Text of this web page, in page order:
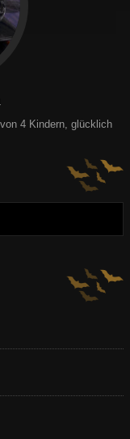
4 Kindern, glücklich